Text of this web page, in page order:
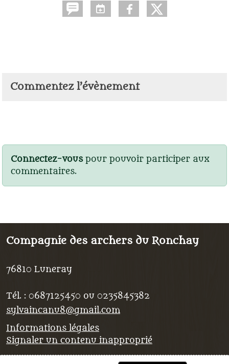
Commentez l’évènement
Connectez-vouspour pouvoir participer aux
commentaires.
Compagnie des archers du Ronchay
76810 Luneray
Tél. : 0687125450 ou 0235845382
sylvaincanu8@gmail.com
Informations légales
Signaler un contenu inapproprié